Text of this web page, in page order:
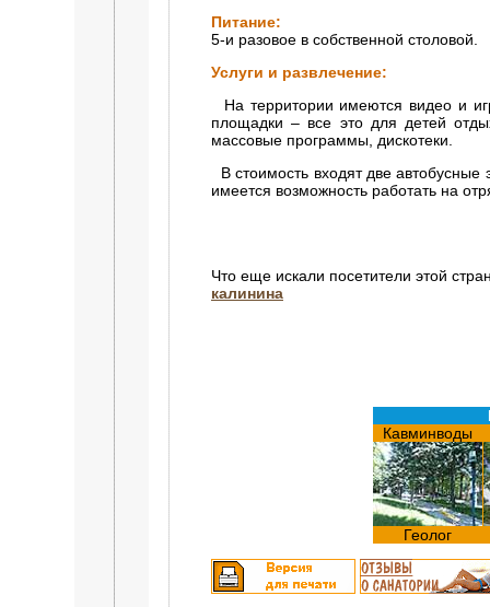
Питание:
5-и разовое в собственной столовой.
Услуги и развлечение:
На территории имеются видео и
площадки – все это для детей
массовые программы, дискотеки.
В стоимость входят две
имеется возможность работать на
Что еще искали посетители этой
калинина
Кавминводы
Геолог